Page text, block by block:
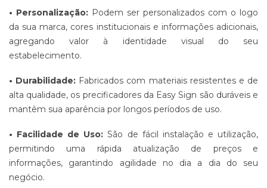
SUPORTE
PARA
BANNERS
WIND
ESTRUTURAS
PARA
PROPAGANDA
PROMOCIONAL
PARA
EVENTOS
E
EMPRESAS
• Personalização: Podem ser personalizados com o logo
da sua marca, cores institucionais e informações adicionais,
agregando valor à identidade visual do seu
estabelecimento.
• Durabilidade: Fabricados com materiais resistentes e de
alta qualidade, os precificadores da Easy Sign são duráveis e
mantêm sua aparência por longos períodos de uso.
• Facilidade de Uso: São de fácil instalação e utilização,
permitindo uma rápida atualização de preços e
informações, garantindo agilidade no dia a dia do seu
negócio.